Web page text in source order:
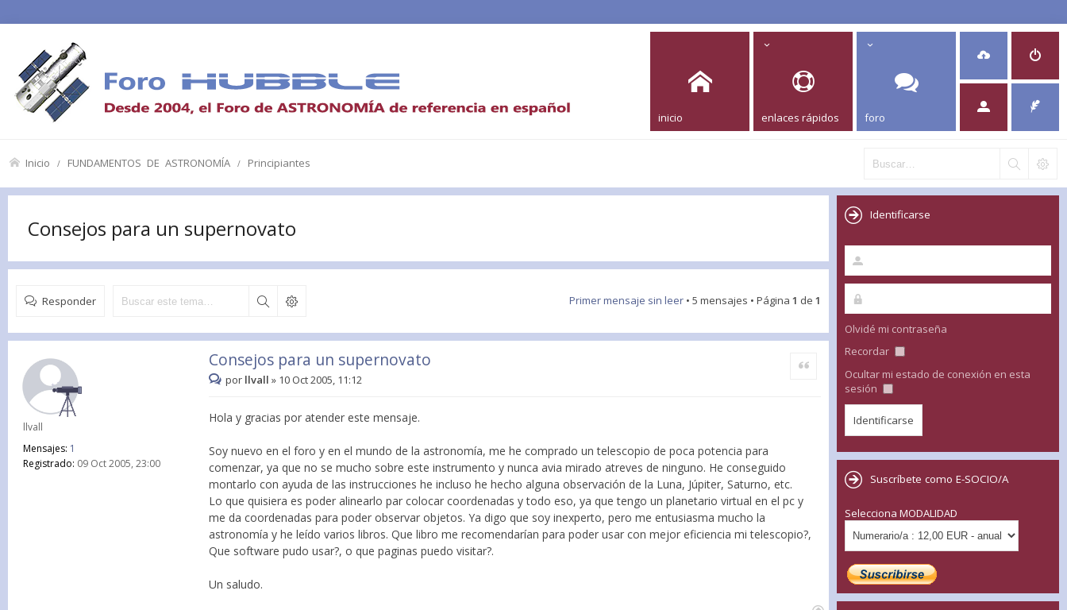
inicio enlaces rápidos foro
Inicio FUNDAMENTOS DE ASTRONOMÍA Principiantes
Consejos para un supernovato
Responder Primer mensaje sin leer • 5 mensajes • Página 1 de 1
llvall
Mensajes: 1
Registrado: 09 Oct 2005, 23:00
Consejos para un supernovato Citar
por llvall » 10 Oct 2005, 11:12
Hola y gracias por atender este mensaje.
Soy nuevo en el foro y en el mundo de la astronomía, me he comprado un telescopio de poca potencia para
comenzar, ya que no se mucho sobre este instrumento y nunca avia mirado atreves de ninguno. He conseguido
montarlo con ayuda de las instrucciones he incluso he hecho alguna observación de la Luna, Júpiter, Saturno, etc.
Lo que quisiera es poder alinearlo par colocar coordenadas y todo eso, ya que tengo un planetario virtual en el pc y
me da coordenadas para poder observar objetos. Ya digo que soy inexperto, pero me entusiasma mucho la
astronomía y he leído varios libros. Que libro me recomendarían para poder usar con mejor eficiencia mi telescopio?,
Que software pudo usar?, o que paginas puedo visitar?.
Un saludo.
Identificarse
Olvidé mi contraseña
Recordar
Ocultar mi estado de conexión en esta
sesión
Suscríbete como E-SOCIO/A
Selecciona MODALIDAD